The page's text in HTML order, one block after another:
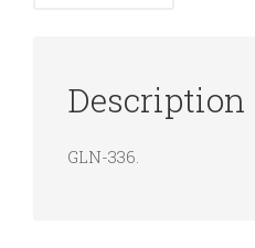
Description
GLN-336.